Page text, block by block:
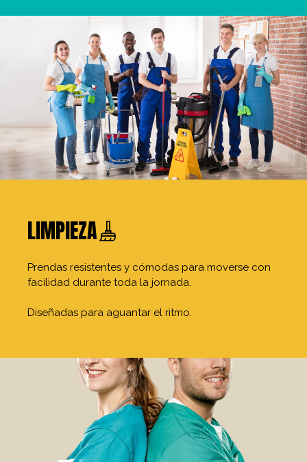
LIMPIEZA
Prendas resistentes y cómodas para moverse con
facilidad durante toda la jornada.
Diseñadas para aguantar el ritmo.